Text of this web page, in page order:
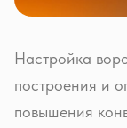
Настройка
построения и
повышения